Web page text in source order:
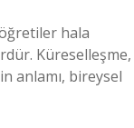
hala
Küreselleşme,
anlamı, bireysel